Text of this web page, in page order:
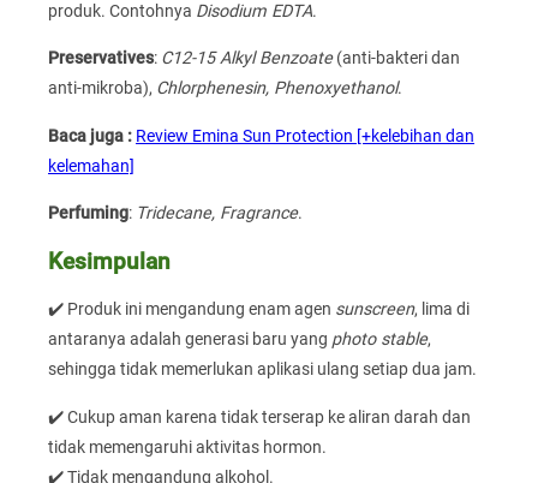
produk. Contohnya Disodium EDTA.
Preservatives: C12-15 Alkyl Benzoate(anti-bakteri dan
anti-mikroba), Chlorphenesin, Phenoxyethanol.
Baca juga : Review Emina Sun Protection [+kelebihan dan
kelemahan]
Perfuming: Tridecane, Fragrance.
Kesimpulan
✔️ Produk ini mengandung enam agen sunscreen, lima di
antaranya adalah generasi baru yang photo stable,
sehingga tidak memerlukan aplikasi ulang setiap dua jam.
✔️ Cukup aman karena tidak terserap ke aliran darah dan
tidak memengaruhi aktivitas hormon.
✔️ Tidak mengandung alkohol.